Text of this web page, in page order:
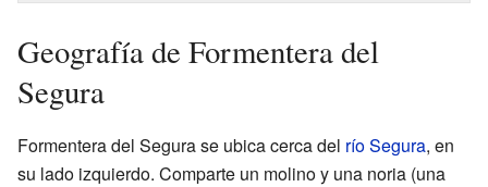
Geografía de Formentera del
Segura
Formentera del Segura se ubica cerca del río Segura, en
su lado izquierdo. Comparte un molino y una noria (una